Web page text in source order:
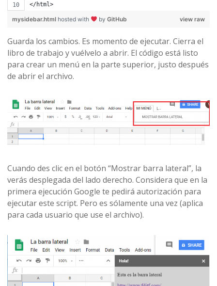
</html>
view raw
mysidebar.html hosted with by GitHub
Guarda los cambios. Es momento de ejecutar. Cierra el
libro de trabajo y vuélvelo a abrir. El código está listo
para crear un menú en la parte superior, justo después
de abrir el archivo.
Cuando des clic en el botón “Mostrar barra lateral”, la
verás desplegada del lado derecho. Considera que en la
primera ejecución Google te pedirá autorización para
ejecutar este script. Pero es sólamente una vez (aplica
para cada usuario que use el archivo).